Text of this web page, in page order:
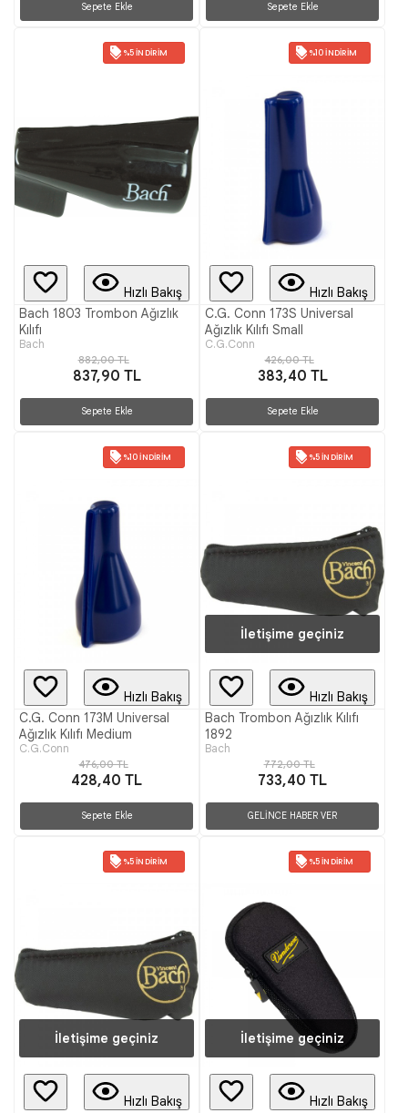
Sepete Ekle Sepete Ekle
%5 İNDIRIM
Hızlı Bakış
Bach 1803 Trombon Ağızlık
Kılıfı
Bach
882,00 TL
837,90 TL
Sepete Ekle
%10 İNDIRIM
Hızlı Bakış
C.G. Conn 173S Universal
Ağızlık Kılıfı Small
C.G.Conn
426,00 TL
383,40 TL
Sepete Ekle
%10 İNDIRIM
Hızlı Bakış
C.G. Conn 173M Universal
Ağızlık Kılıfı Medium
C.G.Conn
476,00 TL
428,40 TL
Sepete Ekle
%5 İNDIRIM
İletişime geçiniz
Hızlı Bakış
Bach Trombon Ağızlık Kılıfı
1892
Bach
772,00 TL
733,40 TL
GELİNCE HABER VER
%5 İNDIRIM
İletişime geçiniz
Hızlı Bakış
%5 İNDIRIM
İletişime geçiniz
Hızlı Bakış